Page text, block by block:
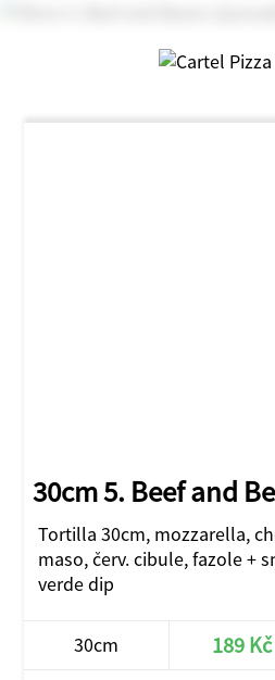
30cm 5. Beef and
Tortilla 30cm, mozzarella,
maso, červ. cibule, fazole +
verde dip
30cm 189 Kč